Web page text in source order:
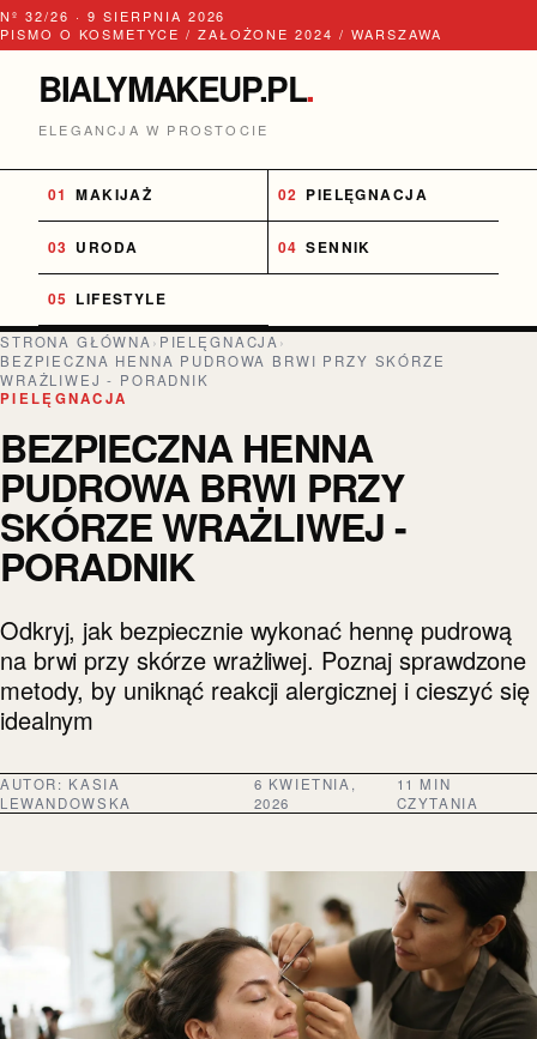
Nº 32/26 · 9 SIERPNIA 2026
PISMO O KOSMETYCE / ZAŁOŻONE 2024 / WARSZAWA
BIALYMAKEUP.PL.
ELEGANCJA W PROSTOCIE
MAKIJAŻ PIELĘGNACJA
URODA SENNIK
LIFESTYLE
STRONA GŁÓWNA› PIELĘGNACJA›
BEZPIECZNA HENNA PUDROWA BRWI PRZY SKÓRZE
WRAŻLIWEJ - PORADNIK
PIELĘGNACJA
BEZPIECZNA HENNA
PUDROWA BRWI PRZY
SKÓRZE WRAŻLIWEJ -
PORADNIK
Odkryj, jak bezpiecznie wykonać hennę pudrową
na brwi przy skórze wrażliwej. Poznaj sprawdzone
metody, by uniknąć reakcji alergicznej i cieszyć się
idealnym
AUTOR: KASIA
LEWANDOWSKA
6 KWIETNIA,
2026
11 MIN
CZYTANIA